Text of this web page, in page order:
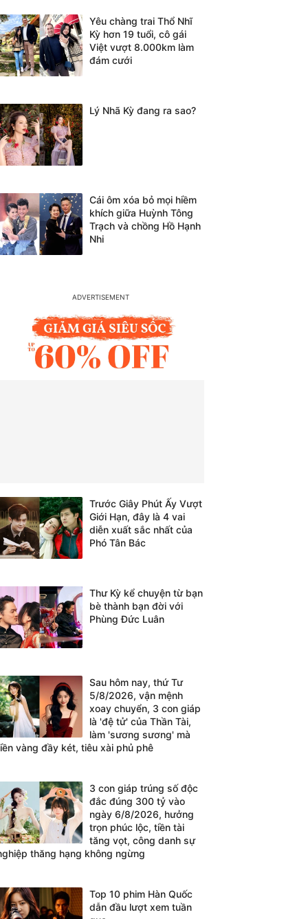
Yêu chàng trai Thổ Nhĩ
Kỳ hơn 19 tuổi, cô gái
Việt vượt 8.000km làm
đám cưới
Lý Nhã Kỳ đang ra sao?
Cái ôm xóa bỏ mọi hiềm
khích giữa Huỳnh Tông
Trạch và chồng Hồ Hạnh
Nhi
Trước Giây Phút Ấy Vượt
Giới Hạn, đây là 4 vai
diễn xuất sắc nhất của
Phó Tân Bác
Thư Kỳ kể chuyện từ bạn
bè thành bạn đời với
Phùng Đức Luân
Sau hôm nay, thứ Tư
5/8/2026, vận mệnh
xoay chuyển, 3 con giáp
là 'đệ tử' của Thần Tài,
làm 'sương sương' mà
vàng đầy két, tiêu xài phủ phê
3 con giáp trúng số độc
đắc đúng 300 tỷ vào
ngày 6/8/2026, hưởng
trọn phúc lộc, tiền tài
tăng vọt, công danh sự
thăng hạng không ngừng
Top 10 phim Hàn Quốc
dẫn đầu lượt xem tuần